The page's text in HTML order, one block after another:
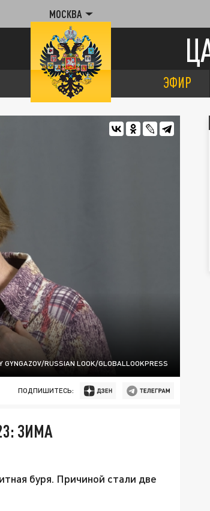
МОСКВА
ЭФИР
RUSSIAN LOOK/GLOBALLOOKPRESS
ПОДПИШИТЕСЬ:
ЗИМА
буря. Причиной стали две